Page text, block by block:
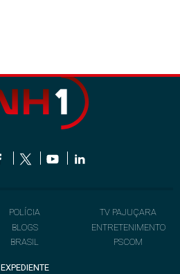
POLÍCIA
BLOGS
BRASIL
TV PAJUÇARA
ENTRETENIMENTO
PSCOM
EXPEDIENTE